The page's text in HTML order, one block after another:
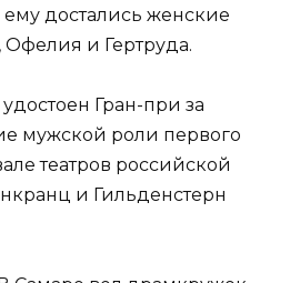
достались женские
и Гертруда.
Гран-при за
мужской роли первого
театров российской
и Гильденстерн